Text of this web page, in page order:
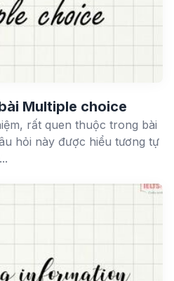
Multiple choice
rất quen thuộc trong bài
hỏi này được hiểu tương tự